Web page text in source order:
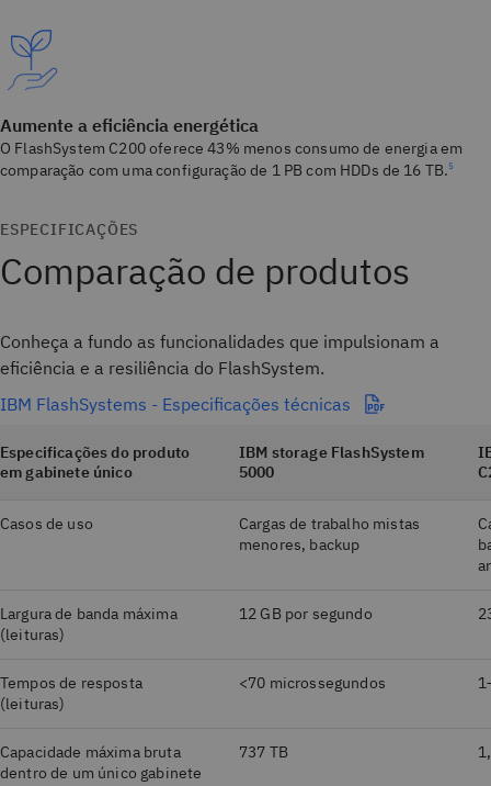
Aumente a eficiência energética
O FlashSystem C200 oferece 43% menos consumo de energia em
comparação com uma configuração de 1 PB com HDDs de 16 TB. 5
ESPECIFICAÇÕES
Comparação de produtos
Conheça a fundo as funcionalidades que impulsionam a
eficiência e a resiliência do FlashSystem.
IBM FlashSystems - Especificações técnicas
Especificações do produto
em gabinete único
IBM storage FlashSystem
5000
Casos de uso
Cargas de trabalho mistas
menores, backup
Largura de banda máxima
(leituras)
12 GB por segundo
Tempos de resposta
(leituras)
<70 microssegundos
Capacidade máxima bruta
dentro de um único gabinete
737 TB